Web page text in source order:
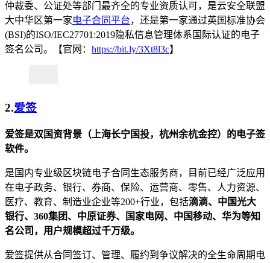
仲裁委、公证处等部门最齐全的专业资质认可，是云安全联盟
大中华区第一家电子合同平台，还是第一家通过英国标准协会
(BSI)的ISO/IEC27701:2019隐私信息管理体系国际认证的电子
签名公司。【官网： https://bit.ly/3Xt8l3c】
2.爱签
爱签是双国资背景（上海长宁国投，杭州余杭金控）的电子签
软件。
是国内专业级区块链电子合同生态服务商，目前已经广泛应用
在电子政务、银行、券商、保险、运营商、零售、人力资源、
医疗、教育、制造业企业等200+行业，包括滴滴、中国光大
银行、360集团、中原证券、国家电网、中国移动、华为等知
名公司，用户规模超过千万级。
爱签提供从合同签订、管理、履约到争议解决的全生命周期电